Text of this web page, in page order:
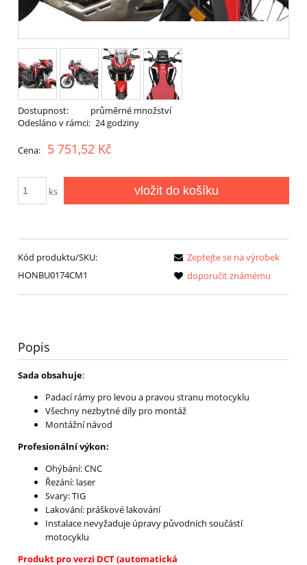
Dostupnost:
průměrné množství
Odesláno v rámci: 24 godziny
Cena: 5 751,52 Kč
ks vložit do košíku
Kód produktu/SKU:
HONBU0174CM1
Zeptejte se na výrobek
doporučit známému
Popis
Sada obsahuje:
Padací rámy pro levou a pravou stranu motocyklu
Všechny nezbytné díly pro montáž
Montážní návod
Profesionální výkon:
Ohýbání: CNC
Řezání: laser
Svary: TIG
Lakování: práškové lakování
Instalace nevyžaduje úpravy původních součástí
motocyklu
Produkt pro verzi DCT (automatická